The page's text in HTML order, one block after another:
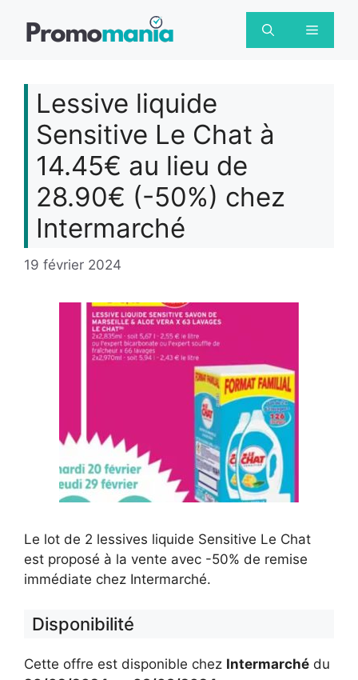
Menu
Lessive liquide
Sensitive Le Chat à
14.45€ au lieu de
28.90€ (-50%) chez
Intermarché
19 février 2024
Le lot de 2 lessives liquide Sensitive Le Chat
est proposé à la vente avec -50% de remise
immédiate chez Intermarché.
Disponibilité
Cette offre est disponible chez Intermarché du